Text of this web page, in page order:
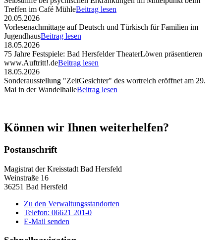
Treffen im Café MühleBeitrag lesen
20.05.2026
Vorlesenachmittage auf Deutsch und Türkisch für Familien im
JugendhausBeitrag lesen
18.05.2026
75 Jahre Festspiele: Bad Hersfelder TheaterLöwen präsentieren
www.Auftritt!.deBeitrag lesen
18.05.2026
Sonderausstellung "ZeitGesichter" des wortreich eröffnet am 29.
Mai in der WandelhalleBeitrag lesen
Können wir Ihnen weiterhelfen?
Postanschrift
Magistrat der Kreisstadt Bad Hersfeld
Weinstraße 16
36251 Bad Hersfeld
Zu den Verwaltungsstandorten
Telefon: 06621 201-0
E-Mail senden